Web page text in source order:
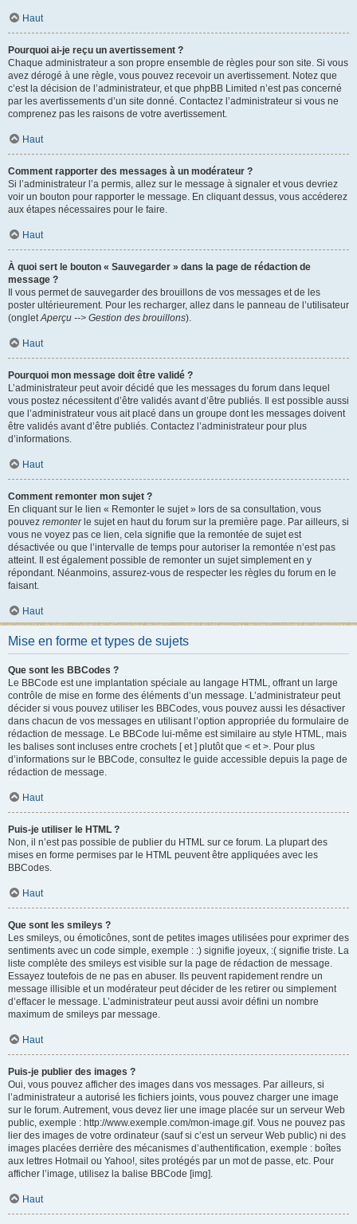
Haut
Pourquoi ai-je reçu un avertissement ?
Chaque administrateur a son propre ensemble de règles pour son site. Si vous
avez dérogé à une règle, vous pouvez recevoir un avertissement. Notez que
c’est la décision de l’administrateur, et que phpBB Limited n’est pas concerné
par les avertissements d’un site donné. Contactez l’administrateur si vous ne
comprenez pas les raisons de votre avertissement.
Haut
Comment rapporter des messages à un modérateur ?
Si l’administrateur l’a permis, allez sur le message à signaler et vous devriez
voir un bouton pour rapporter le message. En cliquant dessus, vous accéderez
aux étapes nécessaires pour le faire.
Haut
À quoi sert le bouton « Sauvegarder » dans la page de rédaction de
message ?
Il vous permet de sauvegarder des brouillons de vos messages et de les
poster ultérieurement. Pour les recharger, allez dans le panneau de l’utilisateur
(onglet Aperçu --> Gestion des brouillons).
Haut
Pourquoi mon message doit être validé ?
L’administrateur peut avoir décidé que les messages du forum dans lequel
vous postez nécessitent d’être validés avant d’être publiés. Il est possible aussi
que l’administrateur vous ait placé dans un groupe dont les messages doivent
être validés avant d’être publiés. Contactez l’administrateur pour plus
d’informations.
Haut
Comment remonter mon sujet ?
En cliquant sur le lien « Remonter le sujet » lors de sa consultation, vous
pouvez remonterle sujet en haut du forum sur la première page. Par ailleurs, si
vous ne voyez pas ce lien, cela signifie que la remontée de sujet est
désactivée ou que l’intervalle de temps pour autoriser la remontée n’est pas
atteint. Il est également possible de remonter un sujet simplement en y
répondant. Néanmoins, assurez-vous de respecter les règles du forum en le
faisant.
Haut
Mise en forme et types de sujets
Que sont les BBCodes ?
Le BBCode est une implantation spéciale au langage HTML, offrant un large
contrôle de mise en forme des éléments d’un message. L’administrateur peut
décider si vous pouvez utiliser les BBCodes, vous pouvez aussi les désactiver
dans chacun de vos messages en utilisant l’option appropriée du formulaire de
rédaction de message. Le BBCode lui-même est similaire au style HTML, mais
les balises sont incluses entre crochets [ et ] plutôt que < et >. Pour plus
d’informations sur le BBCode, consultez le guide accessible depuis la page de
rédaction de message.
Haut
Puis-je utiliser le HTML ?
Non, il n’est pas possible de publier du HTML sur ce forum. La plupart des
mises en forme permises par le HTML peuvent être appliquées avec les
BBCodes.
Haut
Que sont les smileys ?
Les smileys, ou émoticônes, sont de petites images utilisées pour exprimer des
sentiments avec un code simple, exemple : :) signifie joyeux, :( signifie triste. La
liste complète des smileys est visible sur la page de rédaction de message.
Essayez toutefois de ne pas en abuser. Ils peuvent rapidement rendre un
message illisible et un modérateur peut décider de les retirer ou simplement
d’effacer le message. L’administrateur peut aussi avoir défini un nombre
maximum de smileys par message.
Haut
Puis-je publier des images ?
Oui, vous pouvez afficher des images dans vos messages. Par ailleurs, si
l’administrateur a autorisé les fichiers joints, vous pouvez charger une image
sur le forum. Autrement, vous devez lier une image placée sur un serveur Web
public, exemple : http://www.exemple.com/mon-image.gif. Vous ne pouvez pas
lier des images de votre ordinateur (sauf si c’est un serveur Web public) ni des
images placées derrière des mécanismes d’authentification, exemple : boîtes
aux lettres Hotmail ou Yahoo!, sites protégés par un mot de passe, etc. Pour
afficher l’image, utilisez la balise BBCode [img].
Haut